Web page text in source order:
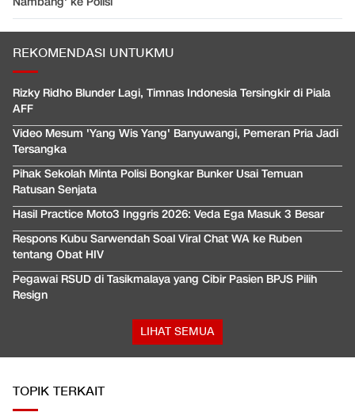
REKOMENDASI UNTUKMU
Rizky Ridho Blunder Lagi, Timnas Indonesia Tersingkir di Piala
AFF
Video Mesum 'Yang Wis Yang' Banyuwangi, Pemeran Pria Jadi
Tersangka
Pihak Sekolah Minta Polisi Bongkar Bunker Usai Temuan
Ratusan Senjata
Hasil Practice Moto3 Inggris 2026: Veda Ega Masuk 3 Besar
Respons Kubu Sarwendah Soal Viral Chat WA ke Ruben
tentang Obat HIV
Pegawai RSUD di Tasikmalaya yang Cibir Pasien BPJS Pilih
Resign
LIHAT SEMUA
TOPIK TERKAIT